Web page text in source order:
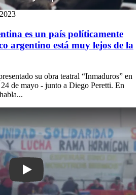
es un país políticamente
argentino está muy lejos de la
su obra teatral “Inmaduros” en
de mayo - junto a Diego Peretti. En
Play: Hay un pre-acuerdo en la rama